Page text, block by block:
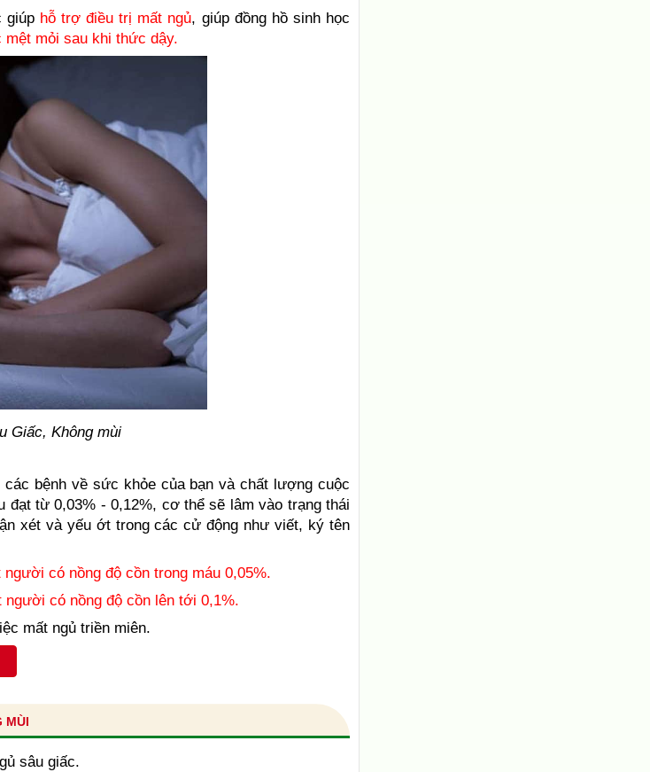
giúp hỗ trợ điều trị mất ngủ, giúp đồng hồ sinh học
mệt mỏi sau khi thức dậy.
Giấc, Không mùi
bệnh về sức khỏe của bạn và chất lượng cuộc
đạt từ 0,03% - 0,12%, cơ thể sẽ lâm vào trạng thái
xét và yếu ớt trong các cử động như viết, ký tên
người có nồng độ cồn trong máu 0,05%.
người có nồng độ cồn lên tới 0,1%.
mất ngủ triền miên.
MÙI
sâu giấc.